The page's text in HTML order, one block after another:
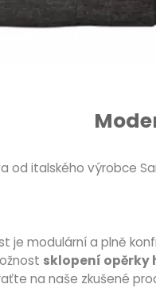
od italského výrobce
je modulární a plně
sklopení opěrky
na naše zkušené